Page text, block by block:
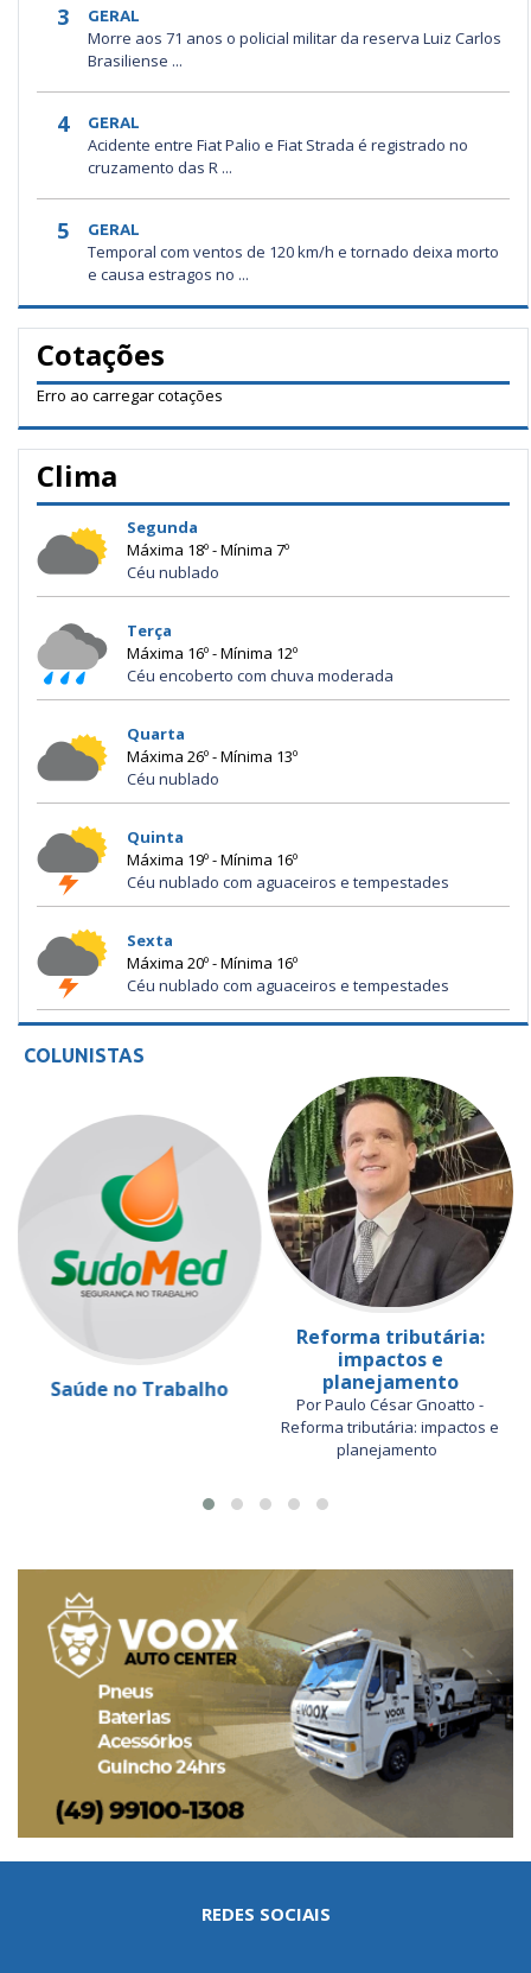
3 GERAL
Morre aos 71 anos o policial militar da reserva Luiz Carlos
Brasiliense ...
4 GERAL
Acidente entre Fiat Palio e Fiat Strada é registrado no
cruzamento das R ...
5 GERAL
Temporal com ventos de 120 km/h e tornado deixa morto
e causa estragos no ...
Cotações
Erro ao carregar cotações
Clima
Segunda
Máxima 18º - Mínima 7º
Céu nublado
Terça
Máxima 16º - Mínima 12º
Céu encoberto com chuva moderada
Quarta
Máxima 26º - Mínima 13º
Céu nublado
Quinta
Máxima 19º - Mínima 16º
Céu nublado com aguaceiros e tempestades
Sexta
Máxima 20º - Mínima 16º
Céu nublado com aguaceiros e tempestades
COLUNISTAS
Saúde no Trabalho
Reforma tributária:
impactos e
planejamento
Por Paulo César Gnoatto -
Reforma tributária: impactos e
planejamento
REDES SOCIAIS